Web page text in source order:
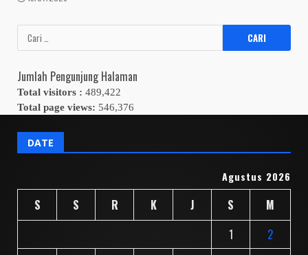
Cari
untuk:
Jumlah Pengunjung Halaman
Total visitors : 489,422
Total page views: 546,376
DATE
Agustus 2026
S S R K J S
M
1
2